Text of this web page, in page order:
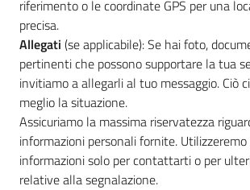
riferimento o le coordinate GPS per una
precisa.
Allegati (se applicabile): Se hai foto,
pertinenti che possono supportare la tua
invitiamo a allegarli al tuo messaggio. Ciò
meglio la situazione.
Assicuriamo la massima riservatezza
informazioni personali fornite.
informazioni solo per contattarti o per
relative alla segnalazione.